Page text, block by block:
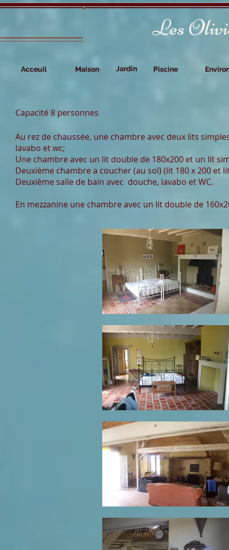
Les
Acceuil Maison Jardin Piscine
Capacité 8 personnes
Au rez de chaussée, une chambre avec deux lits
lavabo et wc;
Une chambre avec un lit double de 180x200 et un lit
Deuxième chambre a coucher (au sol) (lit 180 x 200 et
Deuxième salle de bain avec douche, lavabo et WC.
En mezzanine une chambre avec un lit double de